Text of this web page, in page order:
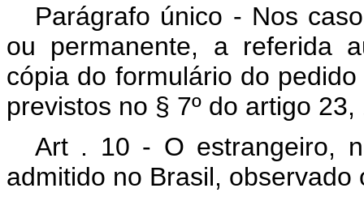
Parágrafo único - Nos
ou permanente, a referida
cópia do formulário do
previstos no § 7º do artigo
Art . 10 - O estrangeiro,
admitido no Brasil,